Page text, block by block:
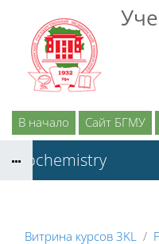
Перейти к основному
В начало Сайт БГМУ
Biochemistry
Витрина курсов 3KL